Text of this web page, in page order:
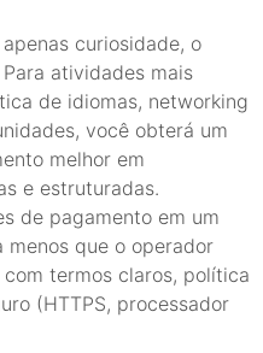
curiosidade, o
atividades mais
de idiomas, networking
você obterá um
melhor em
e estruturadas.
de pagamento em um
que o operador
termos claros, política
(HTTPS, processador